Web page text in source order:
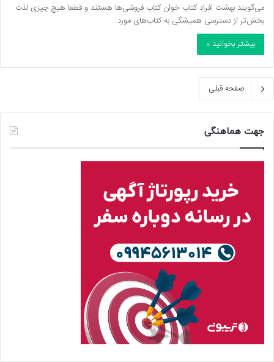
می‌گویند بهشت افراد کتاب خوان‌ کتاب فروشی‌ها هستند و قطعا هیچ چیزی لذت
بخش‌تر از دسترسی همیشگی به کتاب‌های مورد…
بیشتر بخوانید »
صفحه قبلی
جهت هماهنگی